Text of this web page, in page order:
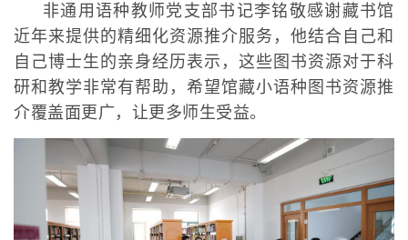
非通用语种教师党支部书记李铭敬感谢藏书馆
近年来提供的精细化资源推介服务，他结合自己和
自己博士生的亲身经历表示，这些图书资源对于科
研和教学非常有帮助，希望馆藏小语种图书资源推
介覆盖面更广，让更多师生受益。